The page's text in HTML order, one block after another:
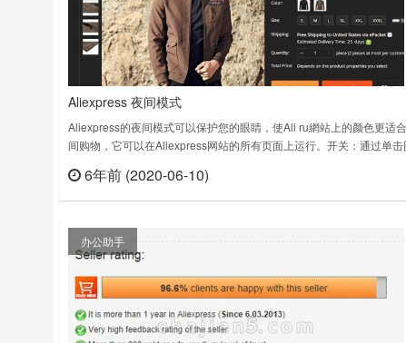
Aliexpress 夜间模式
Aliexpress的夜间模式可以保护您的眼睛，使Ali ru網站上的颜色更适
间购物，它可以在Aliexpress网站的所有页面上运行。开关：通过单击
v0.0.52上次更新日期：2020年4月6日……
6年前 (2020-06-10)
办公助手